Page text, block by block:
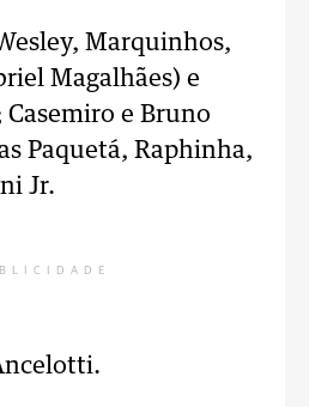
Marquinhos,
Magalhães) e
Casemiro e Bruno
Paquetá, Raphinha,
Jr.